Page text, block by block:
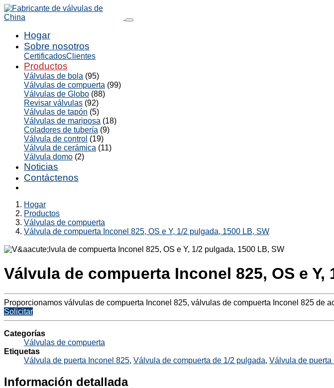
Hogar
Sobre nosotros
CertificadosClientes
Productos
Válvulas de bola (95)
Válvulas de compuerta (99)
Válvulas de Globo (88)
Revisar válvulas (92)
Válvulas de tapón (5)
Válvulas de mariposa (18)
Coladores de tubería (9)
Válvula de control (19)
Válvula de cerámica (11)
Válvula domo (2)
Noticias
Contáctenos
Hogar
Productos
Válvulas de compuerta
Válvula de compuerta Inconel 825, OS e Y, 1/2 pulgada, 1500 LB, SW
Válvula de compuerta Inconel 825, OS e Y,
Proporcionamos válvulas de compuerta Inconel 825, válvulas de compuerta Inconel 825 de
Solicitar
Categorías
Válvulas de compuerta
Etiquetas
Válvula de puerta Inconel 825, Válvula de compuerta de 1/2 pulgada, Válvula de puerta
Información detallada